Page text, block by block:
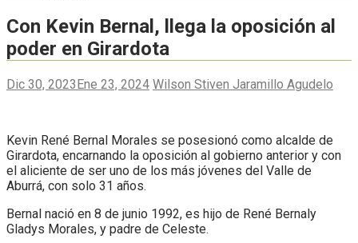
Con Kevin Bernal, llega la oposición al
poder en Girardota
Dic 30, 2023Ene 23, 2024 Wilson Stiven Jaramillo Agudelo
Kevin René Bernal Morales se posesionó como alcalde de
Girardota, encarnando la oposición al gobierno anterior y con
el aliciente de ser uno de los más jóvenes del Valle de
Aburrá, con solo 31 años.
Bernal nació en 8 de junio 1992, es hijo de René Bernaly
Gladys Morales, y padre de Celeste.